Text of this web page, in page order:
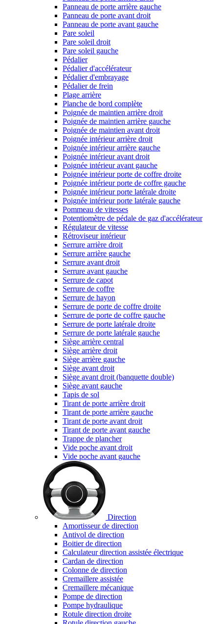
Panneau de porte arrière gauche
Panneau de porte avant droit
Panneau de porte avant gauche
Pare soleil
Pare soleil droit
Pare soleil gauche
Pédalier
Pédalier d'accélérateur
Pédalier d'embrayage
Pédalier de frein
Plage arrière
Planche de bord complète
Poignée de maintien arrière droit
Poignée de maintien arrière gauche
Poignée de maintien avant droit
Poignée intérieur arrière droit
Poignée intérieur arrière gauche
Poignée intérieur avant droit
Poignée intérieur avant gauche
Poignée intérieur porte de coffre droite
Poignée intérieur porte de coffre gauche
Poignée intérieur porte latérale droite
Poignée intérieur porte latérale gauche
Pommeau de vitesses
Potentiomètre de pédale de gaz d'accélérateur
Régulateur de vitesse
Rétroviseur intérieur
Serrure arrière droit
Serrure arrière gauche
Serrure avant droit
Serrure avant gauche
Serrure de capot
Serrure de coffre
Serrure de hayon
Serrure de porte de coffre droite
Serrure de porte de coffre gauche
Serrure de porte latérale droite
Serrure de porte latérale gauche
Siège arrière central
Siège arrière droit
Siège arrière gauche
Siège avant droit
Siège avant droit (banquette double)
Siège avant gauche
Tapis de sol
Tirant de porte arrière droit
Tirant de porte arrière gauche
Tirant de porte avant droit
Tirant de porte avant gauche
Trappe de plancher
Vide poche avant droit
Vide poche avant gauche
Direction
Amortisseur de direction
Antivol de direction
Boitier de direction
Calculateur direction assistée électrique
Cardan de direction
Colonne de direction
Cremaillere assistée
Cremaillere mécanique
Pompe de direction
Pompe hydraulique
Rotule direction droite